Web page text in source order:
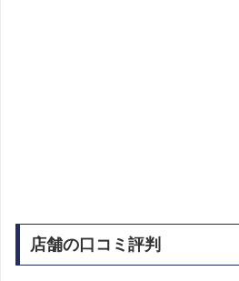
店舗の口コミ評判